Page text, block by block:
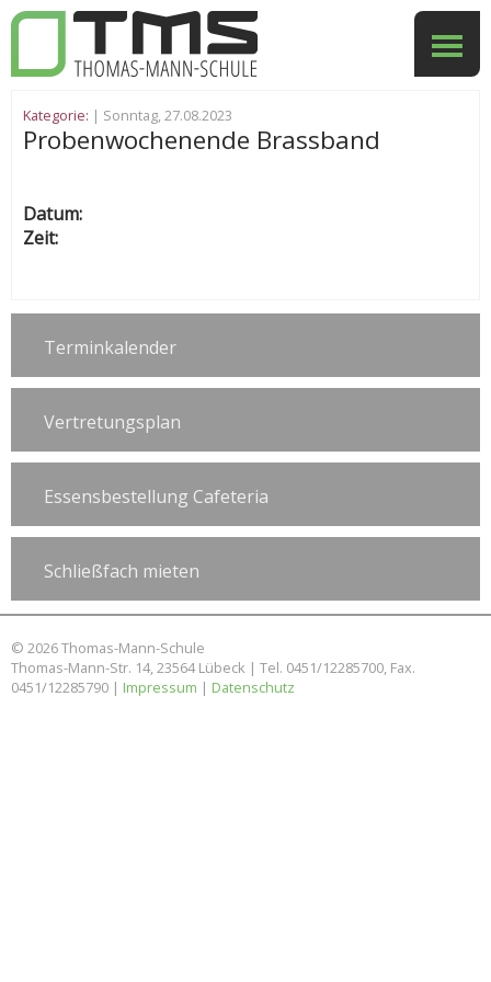
Kategorie: | Sonntag, 27.08.2023
Probenwochenende Brassband
Datum:
Zeit:
Terminkalender
Vertretungsplan
Essensbestellung Cafeteria
Schließfach mieten
© 2026 Thomas-Mann-Schule
Thomas-Mann-Str. 14, 23564 Lübeck | Tel. 0451/12285700, Fax.
0451/12285790 | Impressum | Datenschutz